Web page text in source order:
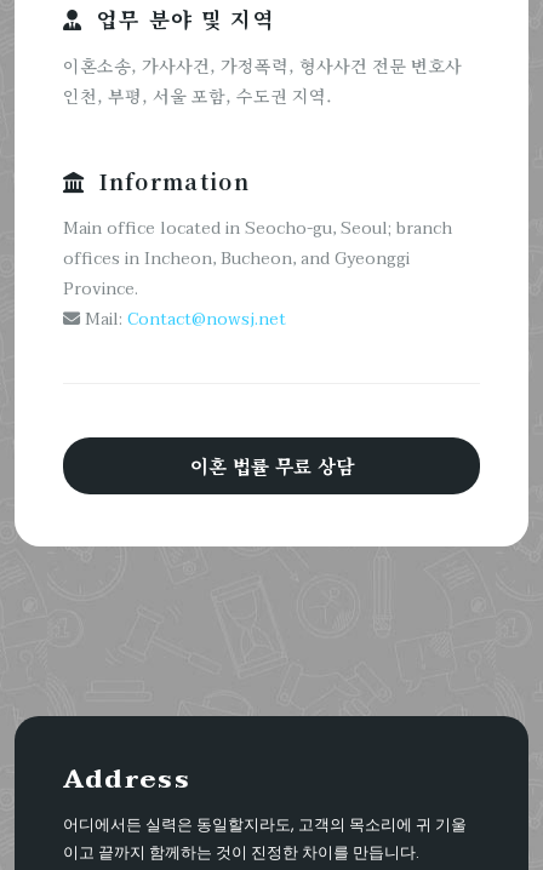
업무 분야 및 지역
이혼소송, 가사사건, 가정폭력, 형사사건 전문 변호사
인천, 부평, 서울 포함, 수도권 지역.
Information
Main office located in Seocho-gu, Seoul; branch
offices in Incheon, Bucheon, and Gyeonggi
Province.
Mail: Contact@nowsj.net
이혼 법률 무료 상담
Address
어디에서든 실력은 동일할지라도, 고객의 목소리에 귀 기울
이고 끝까지 함께하는 것이 진정한 차이를 만듭니다.